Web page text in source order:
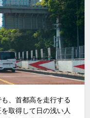
、首都高を走行する
取得して日の浅い人